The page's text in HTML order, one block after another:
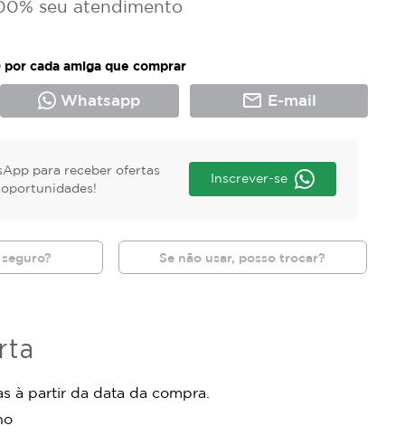
seu atendimento
cada amiga que comprar
Whatsapp mail_outline E-mail
para receber ofertas
Inscrever-se
Se não usar, posso trocar?
à partir da data da compra.